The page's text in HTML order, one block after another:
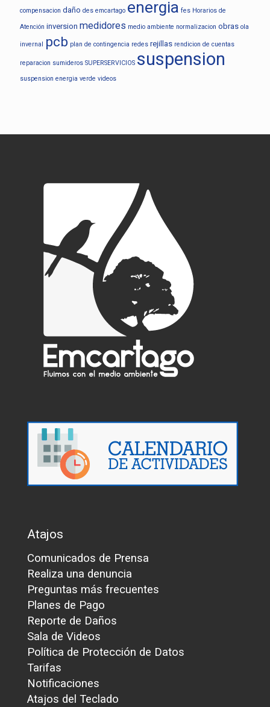
compensacion daño des emcartago energia fes Horarios de
Atención inversion medidores medio ambiente normalizacion obras ola
invernal pcb plan de contingencia redes rejillas rendicion de cuentas
reparacion sumideros SUPERSERVICIOS suspension
suspension energia verde videos
Atajos
Comunicados de Prensa
Realiza una denuncia
Preguntas más frecuentes
Planes de Pago
Reporte de Daños
Sala de Videos
Política de Protección de Datos
Tarifas
Notificaciones
Atajos del Teclado